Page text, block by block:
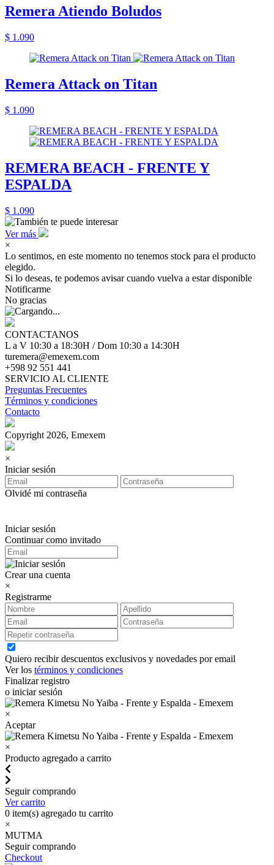
Remera Atiendo Boludos
$ 1.090
Remera Attack on Titan
$ 1.090
REMERA BEACH - FRENTE Y
ESPALDA
$ 1.090
Ver más
×
Lo sentimos, en este momento no tenemos stock para el producto
elegido.
Si lo deseas, te podemos avisar cuando vuelva a estar disponible
Notificarme
No gracias
CONTACTANOS
L a V 10:30 a 18:30H / Dom 10:30 a 14:30H
turemera@emexem.com
+598 92 551 441
SERVICIO AL CLIENTE
Preguntas Frecuentes
Términos y condiciones
Contacto
Copyright 2026, Emexem
×
Iniciar sesión
Olvidé mi contraseña
Iniciar sesión
Continuar como invitado
Crear una cuenta
×
Registrarme
Quiero recibir descuentos exclusivos y novedades por email
Ver los términos y condiciones
Finalizar registro
o iniciar sesión
×
Aceptar
×
Producto agregado a carrito
Seguir comprando
Ver carrito
0 item(s) agregado tu carrito
×
MUTMA
Seguir comprando
Checkout